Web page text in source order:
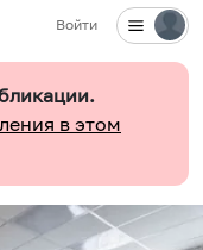
Войти
в этом